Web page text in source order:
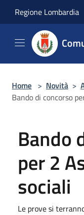
Regione Lombardia
Home > Novità >
Bando di concorso
Bando
per 2
sociali
Le prove si